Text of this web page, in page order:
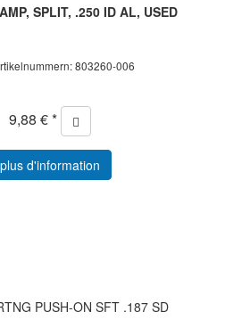
SPLIT, .250 ID AL, USED
803260-006
9,88 € *
plus d'information